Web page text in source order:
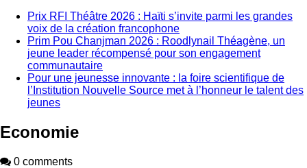
Prix RFI Théâtre 2026 : Haïti s’invite parmi les grandes
voix de la création francophone
Prim Pou Chanjman 2026 : Roodlynail Théagène, un
jeune leader récompensé pour son engagement
communautaire
Pour une jeunesse innovante : la foire scientifique de
l’Institution Nouvelle Source met à l’honneur le talent des
jeunes
Economie
0 comments